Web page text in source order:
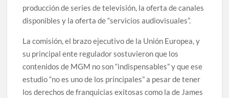
producción de series de televisión, la oferta de canales
disponibles y la oferta de “servicios audiovisuales”.
La comisión, el brazo ejecutivo de la Unión Europea, y
su principal ente regulador sostuvieron que los
contenidos de MGM no son “indispensables” y que ese
estudio “no es uno de los principales” a pesar de tener
los derechos de franquicias exitosas como la de James